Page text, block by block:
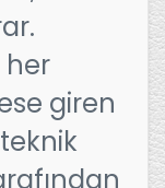
her
giren